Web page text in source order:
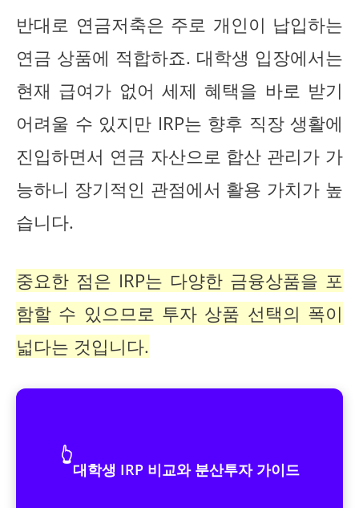
반대로 연금저축은 주로 개인이 납입하는
연금 상품에 적합하죠. 대학생 입장에서는
현재 급여가 없어 세제 혜택을 바로 받기
어려울 수 있지만 IRP는 향후 직장 생활에
진입하면서 연금 자산으로 합산 관리가 가
능하니 장기적인 관점에서 활용 가치가 높
습니다.
중요한 점은 IRP는 다양한 금융상품을 포
함할 수 있으므로 투자 상품 선택의 폭이
넓다는 것입니다.
👆
대학생 IRP 비교와 분산투자 가이드